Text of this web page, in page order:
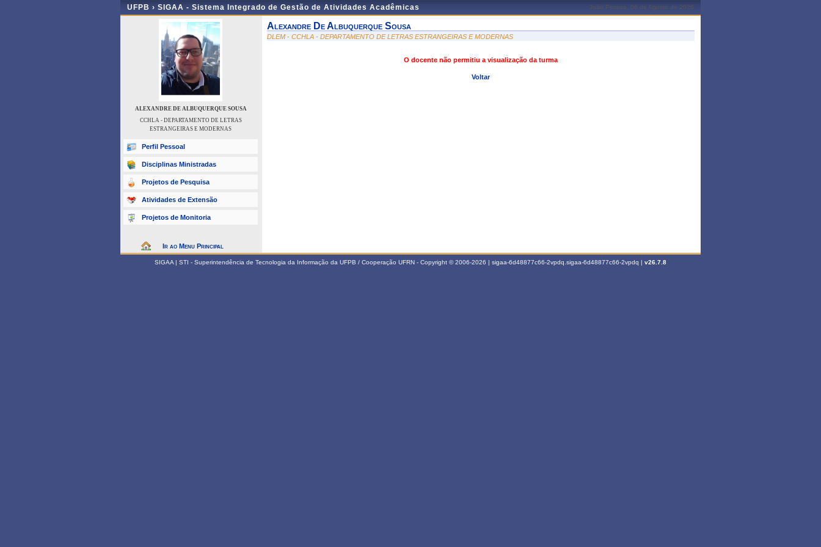
UFPB › SIGAA - Sistema Integrado de Gestão de Atividades Acadêmicas João Pessoa, 06 de Agosto de 2026
ALEXANDRE DE ALBUQUERQUE SOUSA
CCHLA - DEPARTAMENTO DE LETRAS
ESTRANGEIRAS E MODERNAS
Perfil Pessoal
Disciplinas Ministradas
Projetos de Pesquisa
Atividades de Extensão
Projetos de Monitoria
Ir ao Menu Principal
Alexandre De Albuquerque Sousa
DLEM - CCHLA - DEPARTAMENTO DE LETRAS ESTRANGEIRAS E MODERNAS
O docente não permitiu a visualização da turma
Voltar
SIGAA | STI - Superintendência de Tecnologia da Informação da UFPB / Cooperação UFRN - Copyright © 2006-2026 | sigaa-6d48877c66-2vpdq.sigaa-6d48877c66-2vpdq | v26.7.8